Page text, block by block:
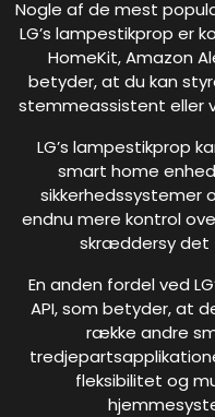
Nogle af de mest
LG’s lampestikprop er
HomeKit, Amazon
betyder, at du kan
stemmeassistent eller
LG’s lampestikprop
smart home
sikkerhedssystemer
endnu mere kontrol
skræddersy det
En anden fordel ved
API, som betyder, at
række andre
fleksibilitet og